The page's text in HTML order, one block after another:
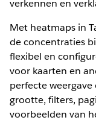
verkennen en
Met heatmaps in
de concentraties
flexibel en
voor kaarten en
perfecte
grootte, filters,
voorbeelden van